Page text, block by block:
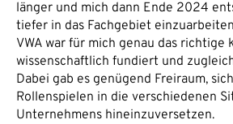
länger und mich dann Ende 2024
tiefer in das Fachgebiet
VWA war für mich genau das richtige
wissenschaftlich fundiert und
Dabei gab es genügend Freiraum,
Rollenspielen in die verschiedenen
Unternehmens hineinzuversetzen.